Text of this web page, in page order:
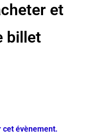
et
billet
cet évènement.